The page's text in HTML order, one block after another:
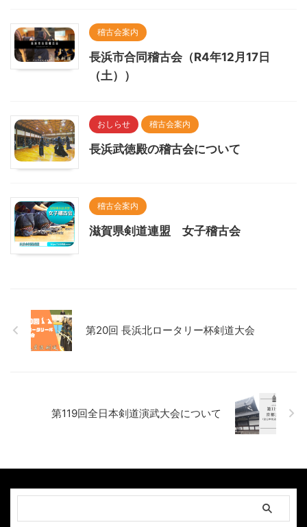
稽古会案内
長浜市合同稽古会（R4年12月17日
（土））
おしらせ 稽古会案内
長浜武徳殿の稽古会について
稽古会案内
滋賀県剣道連盟 女子稽古会
第20回 長浜北ロータリー杯剣道大会
第119回全日本剣道演武大会について